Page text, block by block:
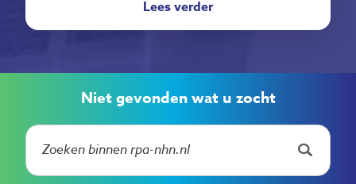
Lees verder
Niet gevonden wat u zocht